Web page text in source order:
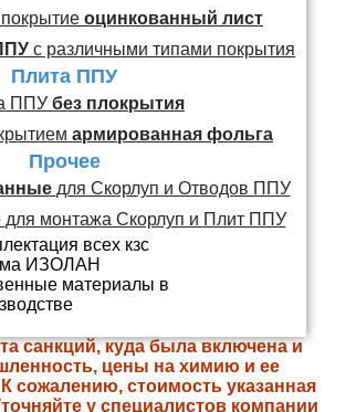
оцинкованный лист
с различными типами покрытия
Плита ППУ
ППУ без плокрытия
армированная фольга
Прочее
для Скорлуп и Отводов ППУ
для монтажа Скорлуп и Плит ППУ
санкций, куда была включена и
цены на химию и ее
сожалению, стоимость указанная
у специалистов компании